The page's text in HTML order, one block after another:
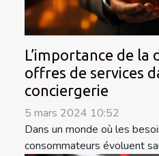
L’importance de la
offres de services
conciergerie
5 mars 2024 10:52
Dans un monde où les
consommateurs évoluent